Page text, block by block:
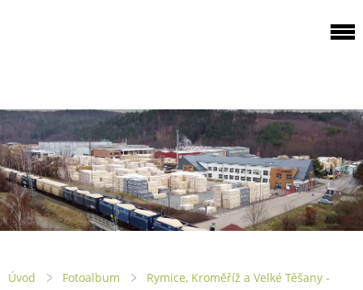
Úvod Fotoalbum
Rymice, Kroměříž a Velké Těšany -